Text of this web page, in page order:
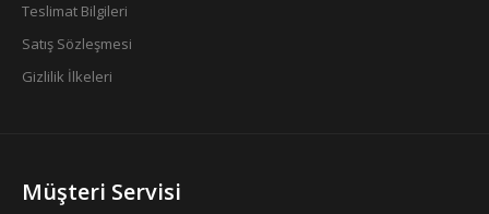
Teslimat Bilgileri
Satış Sözleşmesi
Gizlilik İlkeleri
Müşteri Servisi